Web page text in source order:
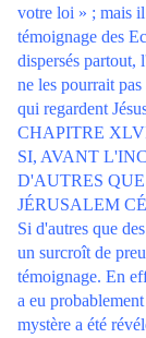
votre loi » ; mais
témoignage des
dispersés partout,
ne les pourrait
qui regardent
CHAPITRE
SI, AVANT
D'AUTRES
JÉRUSALEM
Si d'autres que
un surcroît de
témoignage. En
a eu
mystère a été